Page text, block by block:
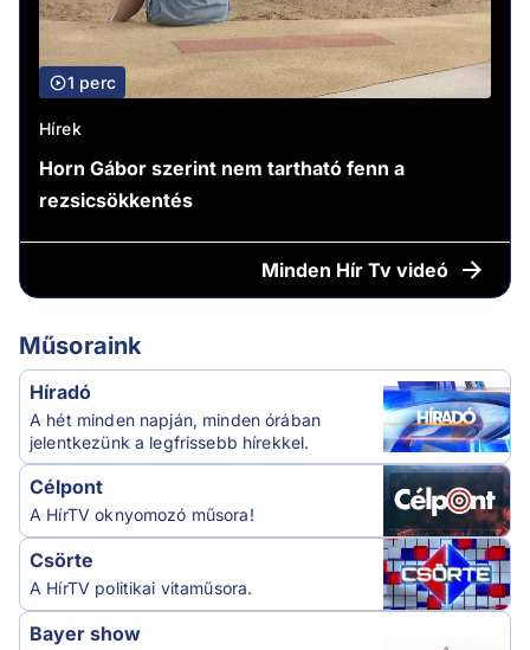
1 perc
Hírek
Horn Gábor szerint nem tartható fenn a
rezsicsökkentés
Minden Hír Tv videó
Műsoraink
Híradó
A hét minden napján, minden órában
jelentkezünk a legfrissebb hírekkel.
Célpont
A HírTV oknyomozó műsora!
Csörte
A HírTV politikai vitaműsora.
Bayer show